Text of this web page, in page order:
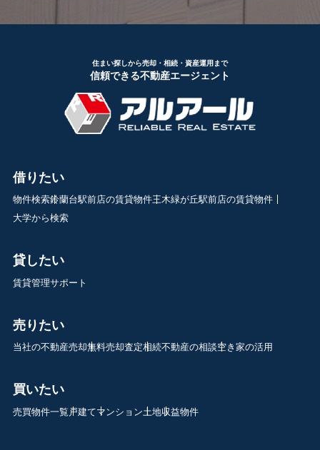
住まい探しから売却・相続・資産運用まで
信頼できる不動産エージェント
借りたい
物件検索鈴蘭台駅前店の賃貸物件三木緑が丘駅前店の賃貸物件
大学から検索
貸したい
賃貸管理サポート
売りたい
当社の不動産売却無料売却査定相続不動産の相談空き家の活用
買いたい
売買物件一覧戸建てマンション土地収益物件